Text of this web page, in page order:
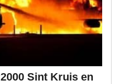
Sint Kruis en